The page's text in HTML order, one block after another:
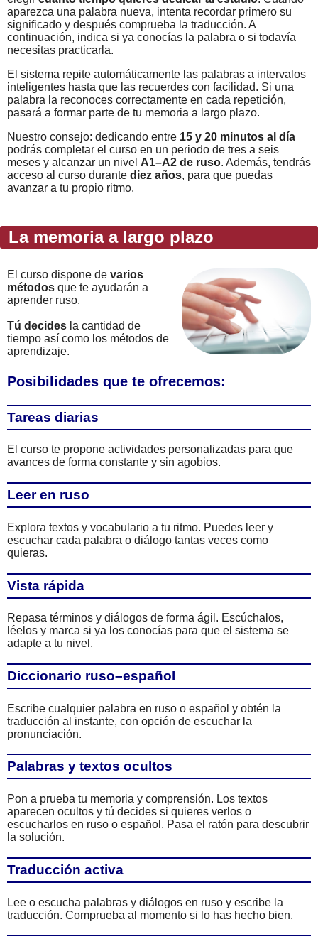
aparezca una palabra nueva, intenta recordar primero su
significado y después comprueba la traducción. A
continuación, indica si ya conocías la palabra o si todavía
necesitas practicarla.
El sistema repite automáticamente las palabras a intervalos
inteligentes hasta que las recuerdes con facilidad. Si una
palabra la reconoces correctamente en cada repetición,
pasará a formar parte de tu memoria a largo plazo.
Nuestro consejo: dedicando entre 15 y 20 minutos al día
podrás completar el curso en un periodo de tres a seis
meses y alcanzar un nivel A1–A2 de ruso. Además, tendrás
acceso al curso durante diez años, para que puedas
avanzar a tu propio ritmo.
La memoria a largo plazo
El curso dispone de varios
métodos que te ayudarán a
aprender ruso.
Tú decides la cantidad de
tiempo así como los métodos de
aprendizaje.
Posibilidades que te ofrecemos:
Tareas diarias
El curso te propone actividades personalizadas para que
avances de forma constante y sin agobios.
Leer en ruso
Explora textos y vocabulario a tu ritmo. Puedes leer y
escuchar cada palabra o diálogo tantas veces como
quieras.
Vista rápida
Repasa términos y diálogos de forma ágil. Escúchalos,
léelos y marca si ya los conocías para que el sistema se
adapte a tu nivel.
Diccionario ruso–español
Escribe cualquier palabra en ruso o español y obtén la
traducción al instante, con opción de escuchar la
pronunciación.
Palabras y textos ocultos
Pon a prueba tu memoria y comprensión. Los textos
aparecen ocultos y tú decides si quieres verlos o
escucharlos en ruso o español. Pasa el ratón para descubrir
la solución.
Traducción activa
Lee o escucha palabras y diálogos en ruso y escribe la
traducción. Comprueba al momento si lo has hecho bien.